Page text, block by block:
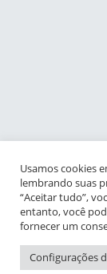
NIPIAC – Núcleo
Adolescência
Universidade
Av. Pasteur, 250 –
Usamos cookies
lembrando suas
“Aceitar tudo”,
entanto, você
fornecer um
Configurações